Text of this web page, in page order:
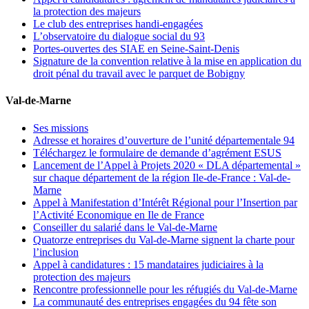
la protection des majeurs
Le club des entreprises handi-engagées
L’observatoire du dialogue social du 93
Portes-ouvertes des SIAE en Seine-Saint-Denis
Signature de la convention relative à la mise en application du
droit pénal du travail avec le parquet de Bobigny
Val-de-Marne
Ses missions
Adresse et horaires d’ouverture de l’unité départementale 94
Téléchargez le formulaire de demande d’agrément ESUS
Lancement de l’Appel à Projets 2020 « DLA départemental »
sur chaque département de la région Ile-de-France : Val-de-
Marne
Appel à Manifestation d’Intérêt Régional pour l’Insertion par
l’Activité Economique en Ile de France
Conseiller du salarié dans le Val-de-Marne
Quatorze entreprises du Val-de-Marne signent la charte pour
l’inclusion
Appel à candidatures : 15 mandataires judiciaires à la
protection des majeurs
Rencontre professionnelle pour les réfugiés du Val-de-Marne
La communauté des entreprises engagées du 94 fête son